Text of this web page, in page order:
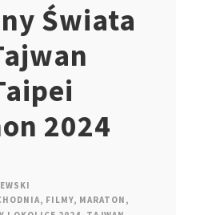
Świata
2024
, FILMY, MARATON ,